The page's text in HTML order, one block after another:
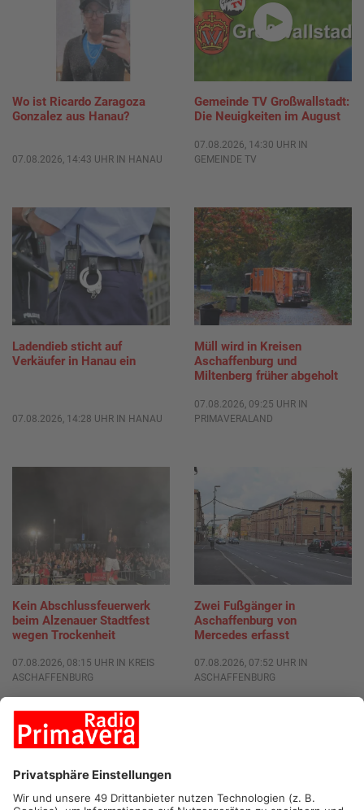
Wo ist Ricardo Zaragoza
Gonzalez aus Hanau?
07.08.2026, 14:43 UHR IN HANAU
Gemeinde TV Großwallstadt:
Die Neuigkeiten im August
07.08.2026, 14:30 UHR IN
GEMEINDE TV
Ladendieb sticht auf
Verkäufer in Hanau ein
07.08.2026, 14:28 UHR IN HANAU
Müll wird in Kreisen
Aschaffenburg und
Miltenberg früher abgeholt
07.08.2026, 09:25 UHR IN
PRIMAVERALAND
Kein Abschlussfeuerwerk
beim Alzenauer Stadtfest
wegen Trockenheit
07.08.2026, 08:15 UHR IN KREIS
ASCHAFFENBURG
Zwei Fußgänger in
Aschaffenburg von
Mercedes erfasst
07.08.2026, 07:52 UHR IN
ASCHAFFENBURG
TOPNEWS